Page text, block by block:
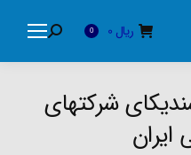
ریال 0
Search:
شرکتهای
ایران